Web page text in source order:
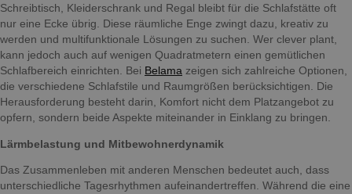
Schreibtisch, Kleiderschrank und Regal bleibt für die Schlafstätte oft
nur eine Ecke übrig. Diese räumliche Enge zwingt dazu, kreativ zu
werden und multifunktionale Lösungen zu suchen. Wer clever plant,
kann jedoch auch auf wenigen Quadratmetern einen gemütlichen
Schlafbereich einrichten. Bei Belama zeigen sich zahlreiche Optionen,
die verschiedene Schlafstile und Raumgrößen berücksichtigen. Die
Herausforderung besteht darin, Komfort nicht dem Platzangebot zu
opfern, sondern beide Aspekte miteinander in Einklang zu bringen.
Lärmbelastung und Mitbewohnerdynamik
Das Zusammenleben mit anderen Menschen bedeutet auch, dass
unterschiedliche Tagesrhythmen aufeinandertreffen. Während die eine